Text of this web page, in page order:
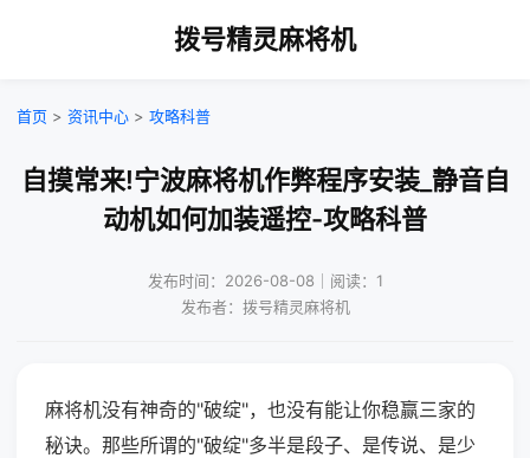
拨号精灵麻将机
首页 > 资讯中心 > 攻略科普
自摸常来!宁波麻将机作弊程序安装_静音自
动机如何加装遥控-攻略科普
发布时间：2026-08-08｜阅读：1
发布者：拨号精灵麻将机
麻将机没有神奇的"破绽"，也没有能让你稳赢三家的
秘诀。那些所谓的"破绽"多半是段子、是传说、是少